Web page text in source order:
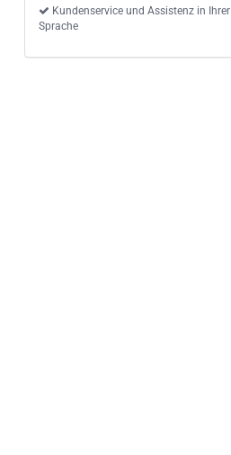
Kundenservice und Assistenz in Ihrer
Sprache